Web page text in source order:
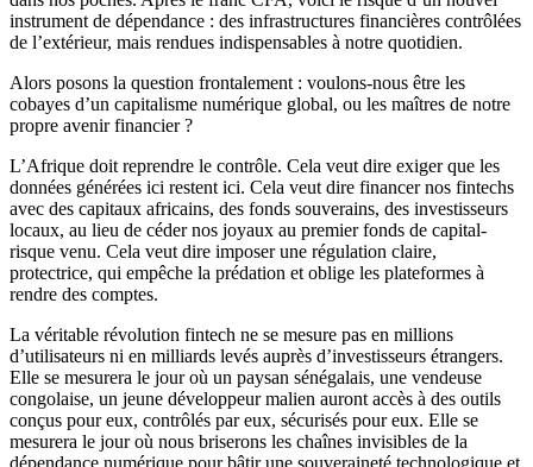
instrument de dépendance : des infrastructures financières contrôlées
de l’extérieur, mais rendues indispensables à notre quotidien.
Alors posons la question frontalement : voulons-nous être les
cobayes d’un capitalisme numérique global, ou les maîtres de notre
propre avenir financier ?
L’Afrique doit reprendre le contrôle. Cela veut dire exiger que les
données générées ici restent ici. Cela veut dire financer nos fintechs
avec des capitaux africains, des fonds souverains, des investisseurs
locaux, au lieu de céder nos joyaux au premier fonds de capital-
risque venu. Cela veut dire imposer une régulation claire,
protectrice, qui empêche la prédation et oblige les plateformes à
rendre des comptes.
La véritable révolution fintech ne se mesure pas en millions
d’utilisateurs ni en milliards levés auprès d’investisseurs étrangers.
Elle se mesurera le jour où un paysan sénégalais, une vendeuse
congolaise, un jeune développeur malien auront accès à des outils
conçus pour eux, contrôlés par eux, sécurisés pour eux. Elle se
mesurera le jour où nous briserons les chaînes invisibles de la
dépendance numérique pour bâtir une souveraineté technologique et